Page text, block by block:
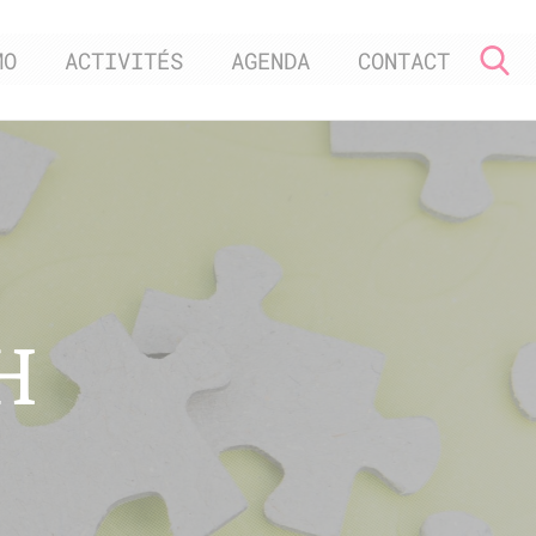
ACTIVITÉS AGENDA CONTACT